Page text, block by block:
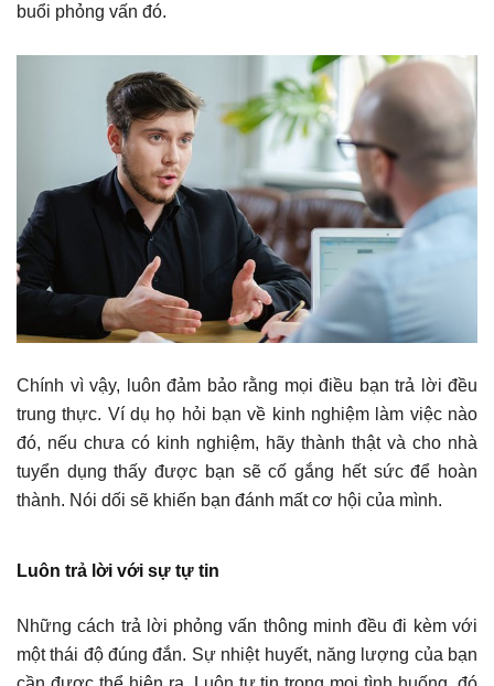
buổi phỏng vấn đó.
Chính vì vậy, luôn đảm bảo rằng mọi điều bạn trả lời đều
trung thực. Ví dụ họ hỏi bạn về kinh nghiệm làm việc nào
đó, nếu chưa có kinh nghiệm, hãy thành thật và cho nhà
tuyển dụng thấy được bạn sẽ cố gắng hết sức để hoàn
thành. Nói dối sẽ khiến bạn đánh mất cơ hội của mình.
Luôn trả lời với sự tự tin
Những cách trả lời phỏng vấn thông minh đều đi kèm với
một thái độ đúng đắn. Sự nhiệt huyết, năng lượng của bạn